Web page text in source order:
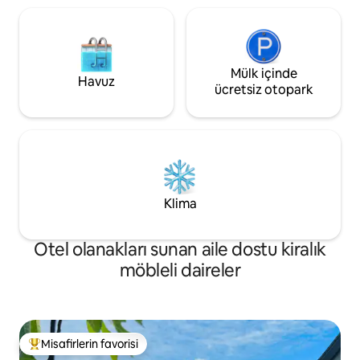
Havuz
Mülk içinde
ücretsiz otopark
Klima
Otel olanakları sunan aile dostu kiralık
möbleli daireler
Misafirlerin favorilerinden en beğenilenler arasında
Misafirlerin favorisi